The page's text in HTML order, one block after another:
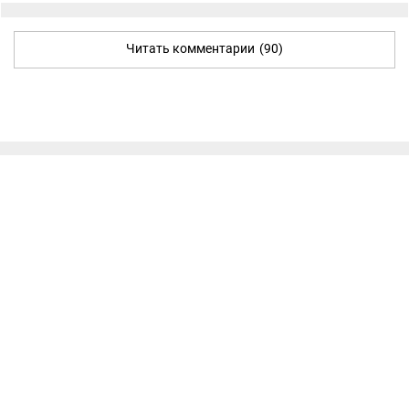
Читать комментарии (90)